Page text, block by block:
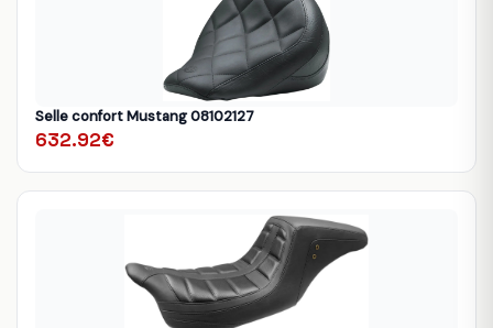
Selle confort Mustang 08102127
632.92€